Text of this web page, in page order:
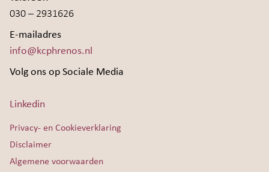
030 – 2931626
E-mailadres
info@kcphrenos.nl
Volg ons op Sociale Media
Linkedin
Privacy- en Cookieverklaring
Disclaimer
Algemene voorwaarden